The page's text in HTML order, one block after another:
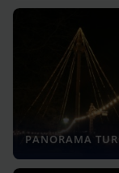
PANORAMA